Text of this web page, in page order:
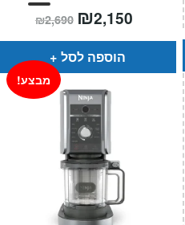
₪2,690 המחיר
המקורי
היה:
₪2,690.
₪2,150
הוא:
הוספה לסל
מבצע!